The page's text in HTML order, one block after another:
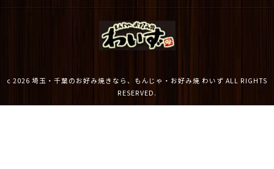
c 2026 埼玉・千葉のお好み焼きなら、もんじゃ・お好み焼 わいず ALL RIGHTS
RESERVED.